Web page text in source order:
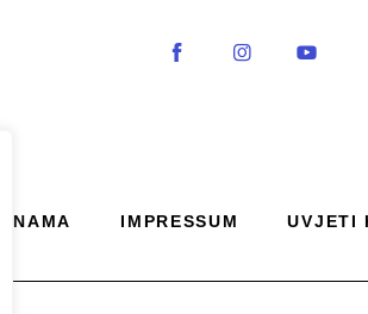
O NAMA IMPRESSUM UVJETI